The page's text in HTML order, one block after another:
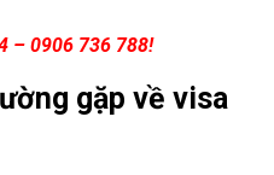
– 0906 736 788!
gặp về visa